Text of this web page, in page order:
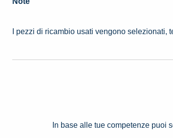
I pezzi di ricambio usati vengono
In base alle tue competenze puoi